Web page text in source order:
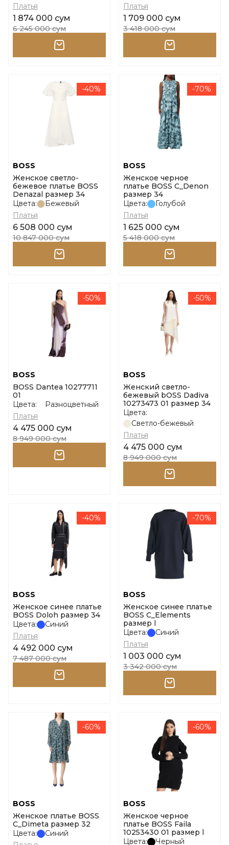
Платья
1 874 000 сум
6 245 000 сум
Платья
1 709 000 сум
3 418 000 сум
-40%
BOSS
Женское светло-
бежевое платье BOSS
Denazal размер 34
Цвета:
Бежевый
Платья
6 508 000 сум
10 847 000 сум
-70%
BOSS
Женское черное
платье BOSS C_Denon
размер 34
Цвета:
Голубой
Платья
1 625 000 сум
5 418 000 сум
-50%
BOSS
BOSS Dantea 10277711
01
Цвета:
Разноцветный
Платья
4 475 000 сум
8 949 000 сум
-50%
BOSS
Женский светло-
бежевый bOSS Dadiva
10273473 01 размер 34
Цвета:
Светло-бежевый
Платья
4 475 000 сум
8 949 000 сум
-40%
BOSS
Женское синее платье
BOSS Doloh размер 34
Цвета:
Синий
Платья
4 492 000 сум
7 487 000 сум
-70%
BOSS
Женское синее платье
BOSS C_Elements
размер l
Цвета:
Синий
Платья
1 003 000 сум
3 342 000 сум
-60%
BOSS
Женское платье BOSS
C_Dimeta размер 32
Цвета:
Синий
-60%
BOSS
Женское черное
платье BOSS Faila
10253430 01 размер l
Цвета:
Черный